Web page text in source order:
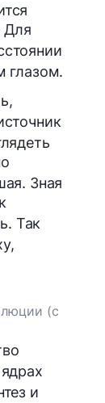
Для
глазом.
Зная
Так
(с
и